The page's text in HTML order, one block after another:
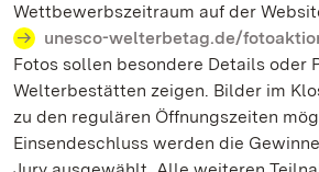
Wettbewerbszeitraum auf der
unesco-welterbetag.de/
Fotos sollen besondere Details oder
Welterbestätten zeigen. Bilder im
zu den regulären Öffnungszeiten
Einsendeschluss werden die